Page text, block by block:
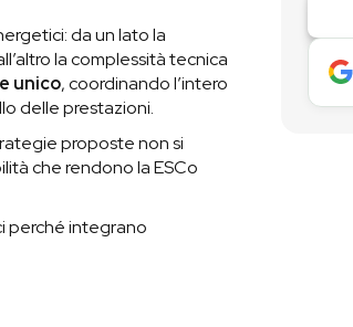
da un lato la
la complessità tecnica
unico, coordinando l’intero
delle prestazioni.
proposte non si
che rendono la ESCo
perché integrano